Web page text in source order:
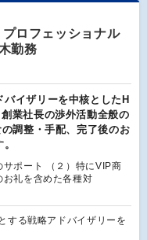
ロフェッショナル
勤務
イザリーを中核としたH
業社長の渉外活動全般の
調整・手配、完了後のお
サポート （２）特にVIP商
礼を含めた各種対
する戦略アドバイザリーを